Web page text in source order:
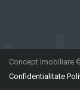
Concept Imobiliare
Confidentialitate